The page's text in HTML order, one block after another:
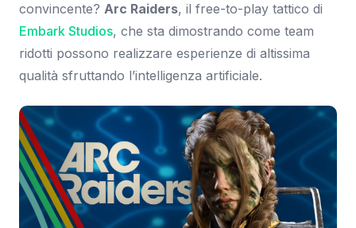
convincente? Arc Raiders, il free-to-play tattico di
Embark Studios, che sta dimostrando come team
ridotti possono realizzare esperienze di altissima
qualità sfruttando l’intelligenza artificiale.